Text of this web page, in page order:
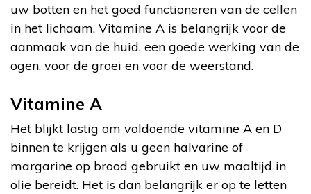
uw botten en het goed functioneren van de cellen
in het lichaam. Vitamine A is belangrijk voor de
aanmaak van de huid, een goede werking van de
ogen, voor de groei en voor de weerstand.
Vitamine A
Het blijkt lastig om voldoende vitamine A en D
binnen te krijgen als u geen halvarine of
margarine op brood gebruikt en uw maaltijd in
olie bereidt. Het is dan belangrijk er op te letten